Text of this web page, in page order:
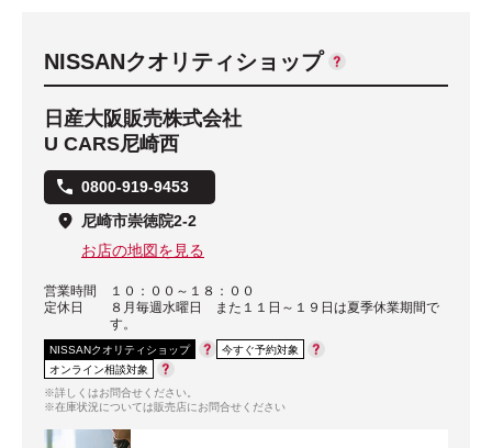
NISSANクオリティショップ
日産大阪販売株式会社
U CARS尼崎西
0800-919-9453
尼崎市崇徳院2-2
お店の地図を見る
営業時間
１０：００～１８：００
定休日
８月毎週水曜日 また１１日～１９日は夏季休業期間で
す。
NISSANクオリティショップ
今すぐ予約対象
オンライン相談対象
※詳しくはお問合せください。
※在庫状況については販売店にお問合せください